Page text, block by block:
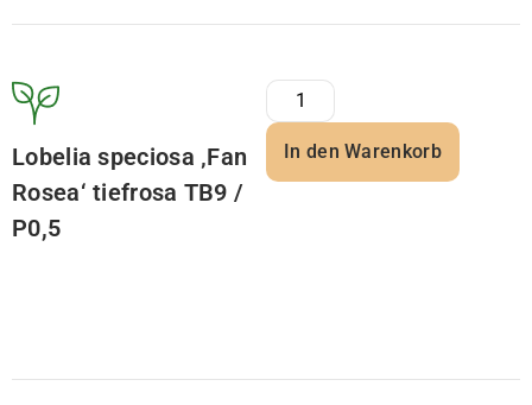
Lobelia speciosa ‚Fan
Rosea‘ tiefrosa TB9 /
P0,5
In den Warenkorb